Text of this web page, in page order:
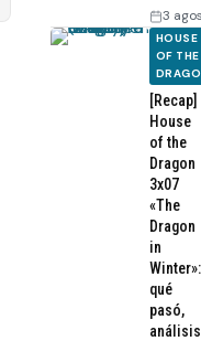
3
HOUSE
OF THE
[Recap]
House
of the
Dragon
3x07
«The
Dragon
in
Winter»:
qué
pasó,
análisis